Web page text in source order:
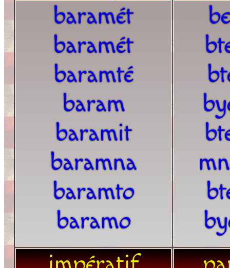
baramét
baramét
baramté
baram
baramit
baramna
baramto
baramo